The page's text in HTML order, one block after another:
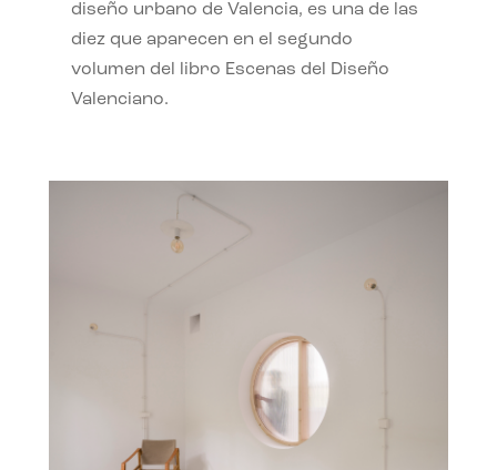
diseño urbano de Valencia, es una de las
diez que aparecen en el segundo
volumen del libro Escenas del Diseño
Valenciano.